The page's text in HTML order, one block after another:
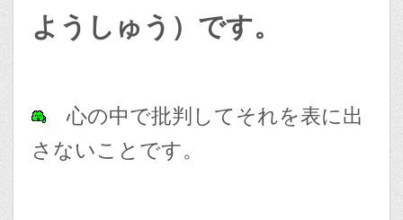
ようしゅう）です。
心の中で批判してそれを表に出
さないことです。